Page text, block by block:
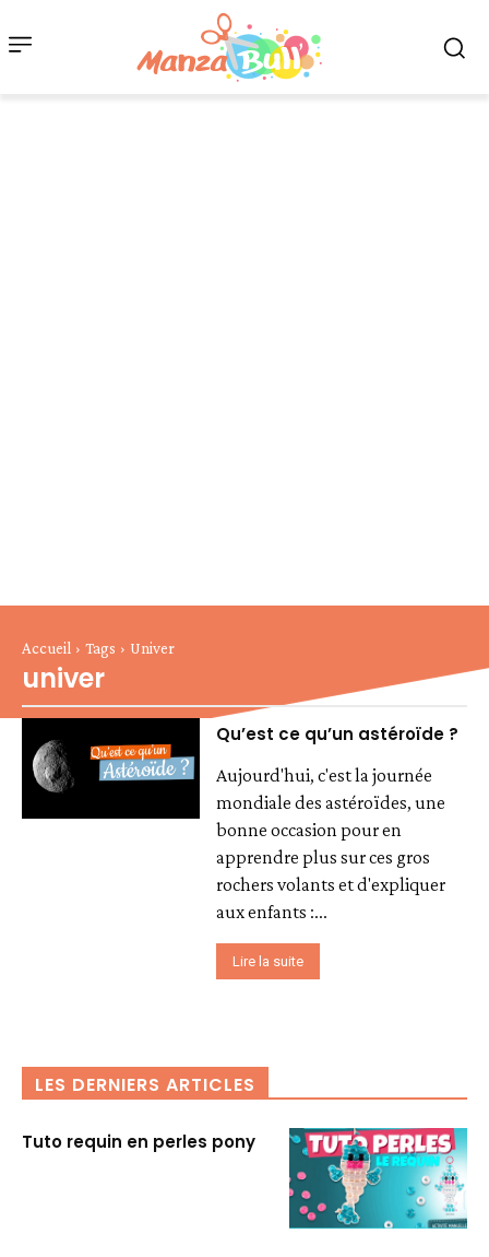
Accueil Tags Univer
univer
Qu’est ce qu’un astéroïde ?
Aujourd'hui, c'est la journée
mondiale des astéroïdes, une
bonne occasion pour en
apprendre plus sur ces gros
rochers volants et d'expliquer
aux enfants :...
Lire la suite
LES DERNIERS ARTICLES
Tuto requin en perles pony